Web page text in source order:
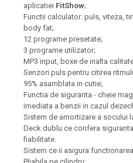
aplicatiei FitShow;
Functii calculator: puls, viteza,
body fat;
12 programe presetate;
3 programe utilizator;
MP3 input, boxe de inalta
Senzori puls pentru citirea
95% asamblata in cutie;
Functia de siguranta - cheie
imediata a benzii in cazul
Sistem de amortizare a socului
Deck dublu ce confera
fiabilitate.
Sistem ce ii asigura